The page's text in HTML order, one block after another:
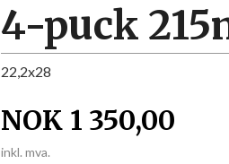
4-puck
22,2x28
NOK 1 350,00
inkl. mva.